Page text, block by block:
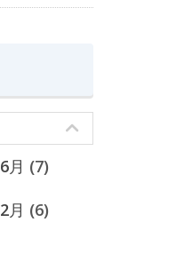
6月 (7)
2月 (6)